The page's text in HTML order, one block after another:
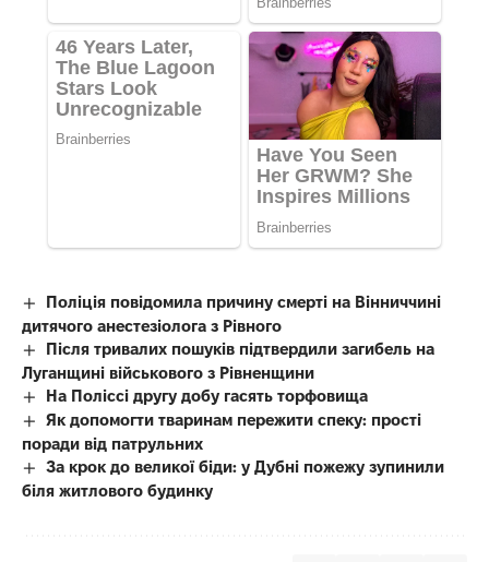
Поліція повідомила причину смерті на Вінниччині
дитячого анестезіолога з Рівного
Після тривалих пошуків підтвердили загибель на
Луганщині військового з Рівненщини
На Поліссі другу добу гасять торфовища
Як допомогти тваринам пережити спеку: прості
поради від патрульних
За крок до великої біди: у Дубні пожежу зупинили
біля житлового будинку